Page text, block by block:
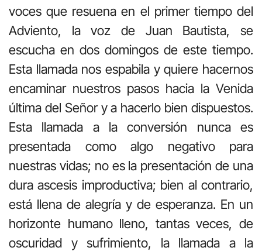
voces que resuena en el primer tiempo del
Adviento, la voz de Juan Bautista, se
escucha en dos domingos de este tiempo.
Esta llamada nos espabila y quiere hacernos
encaminar nuestros pasos hacia la Venida
última del Señor y a hacerlo bien dispuestos.
Esta llamada a la conversión nunca es
presentada como algo negativo para
nuestras vidas; no es la presentación de una
dura ascesis improductiva; bien al contrario,
está llena de alegría y de esperanza. En un
horizonte humano lleno, tantas veces, de
oscuridad y sufrimiento, la llamada a la